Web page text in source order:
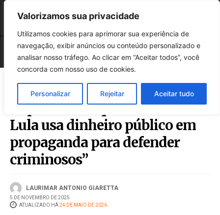
Valorizamos sua privacidade
Utilizamos cookies para aprimorar sua experiência de
navegação, exibir anúncios ou conteúdo personalizado e
analisar nosso tráfego. Ao clicar em “Aceitar todos”, você
concorda com nosso uso de cookies.
Personalizar Rejeitar Aceitar tudo
Deputada diz que “Governo
Lula usa dinheiro público em
propaganda para defender
criminosos”
LAURIMAR ANTONIO GIARETTA
5 DE NOVEMBRO DE 2025
ATUALIZADO HÁ24 DE MAIO DE 2026